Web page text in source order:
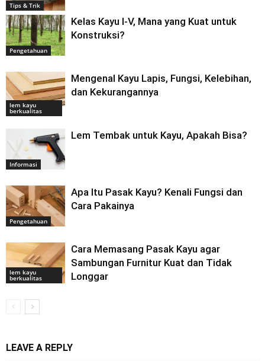
Tips & Trik
Pengetahuan
Kelas Kayu I-V, Mana yang Kuat untuk
Konstruksi?
lem kayu
berkualitas
Mengenal Kayu Lapis, Fungsi, Kelebihan,
dan Kekurangannya
Informasi
Lem Tembak untuk Kayu, Apakah Bisa?
Pengetahuan
Apa Itu Pasak Kayu? Kenali Fungsi dan
Cara Pakainya
lem kayu
berkualitas
Cara Memasang Pasak Kayu agar
Sambungan Furnitur Kuat dan Tidak
Longgar
LEAVE A REPLY